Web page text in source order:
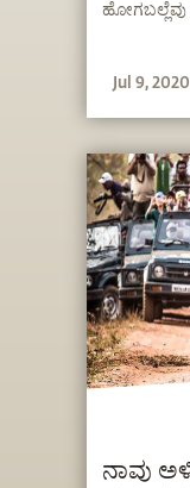
ಹೋಗಬಲ್ಲೆವು
Jul 9, 2020
ನಾವು